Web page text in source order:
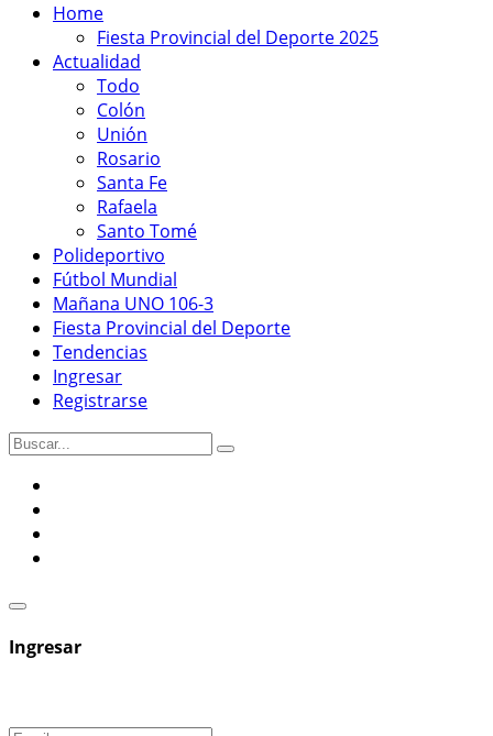
Home
Fiesta Provincial del Deporte 2025
Actualidad
Todo
Colón
Unión
Rosario
Santa Fe
Rafaela
Santo Tomé
Polideportivo
Fútbol Mundial
Mañana UNO 106-3
Fiesta Provincial del Deporte
Tendencias
Ingresar
Registrarse
Ingresar